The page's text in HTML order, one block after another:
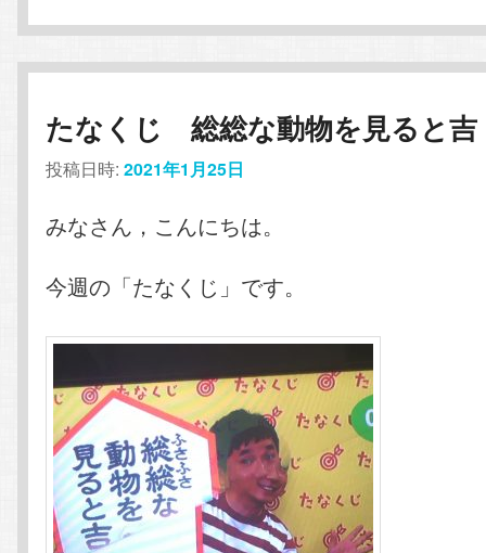
たなくじ 総総な動物を見ると吉
投稿日時:2021年1月25日
みなさん，こんにちは。
今週の「たなくじ」です。